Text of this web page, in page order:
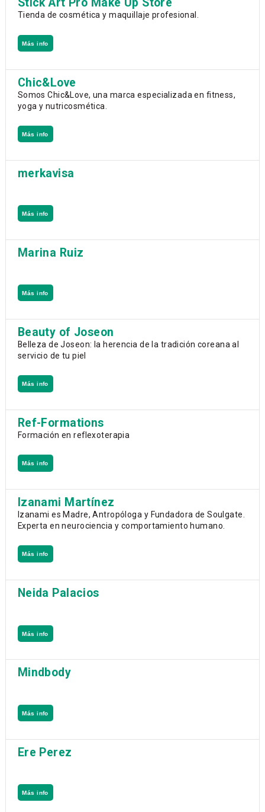
Stick Art Pro Make Up Store
Tienda de cosmética y maquillaje profesional.
Más info
Chic&Love
Somos Chic&Love, una marca especializada en fitness,
yoga y nutricosmética.
Más info
merkavisa
Más info
Marina Ruiz
Más info
Beauty of Joseon
Belleza de Joseon: la herencia de la tradición coreana al
servicio de tu piel
Más info
Ref-Formations
Formación en reflexoterapia
Más info
Izanami Martínez
Izanami es Madre, Antropóloga y Fundadora de Soulgate.
Experta en neurociencia y comportamiento humano.
Más info
Neida Palacios
Más info
Mindbody
Más info
Ere Perez
Más info